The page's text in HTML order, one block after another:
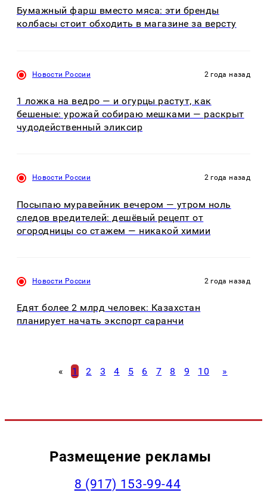
Бумажный фарш вместо мяса: эти бренды
колбасы стоит обходить в магазине за версту
Новости России 2 года назад
1 ложка на ведро — и огурцы растут, как
бешеные: урожай собираю мешками — раскрыт
чудодейственный эликсир
Новости России 2 года назад
Посыпаю муравейник вечером — утром ноль
следов вредителей: дешёвый рецепт от
огородницы со стажем — никакой химии
Новости России 2 года назад
Едят более 2 млрд человек: Казахстан
планирует начать экспорт саранчи
« 1 2 3 4 5 6 7 8 9 10 »
Размещение рекламы
‭8 (917) 153-99-44